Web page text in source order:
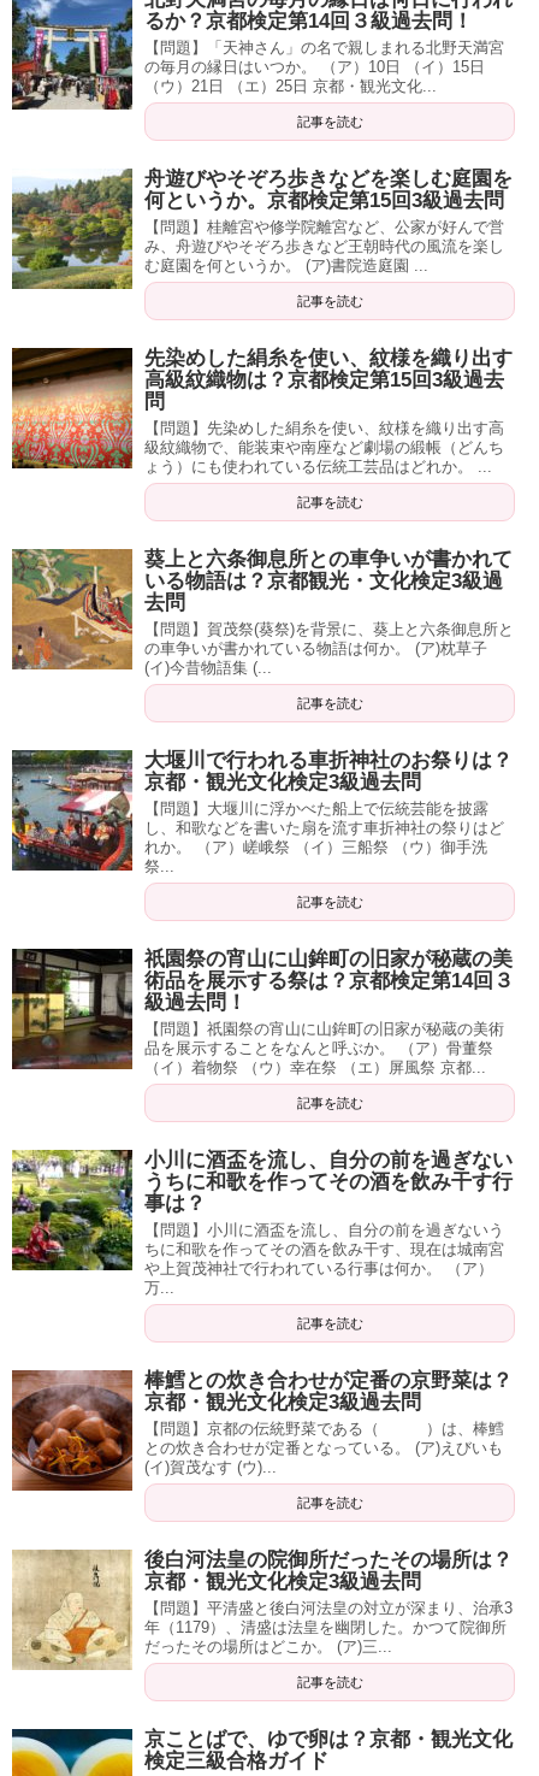
るか？京都検定第14回３級過去問！
【問題】「天神さん」の名で親しまれる北野天満宮
の毎月の縁日はいつか。 （ア）10日 （イ）15日
（ウ）21日 （エ）25日 京都・観光文化...
記事を読む
舟遊びやそぞろ歩きなどを楽しむ庭園を
何というか。京都検定第15回3級過去問
【問題】桂離宮や修学院離宮など、公家が好んで営
み、舟遊びやそぞろ歩きなど王朝時代の風流を楽し
む庭園を何というか。 (ア)書院造庭園 ...
記事を読む
先染めした絹糸を使い、紋様を織り出す
高級紋織物は？京都検定第15回3級過去
問
【問題】先染めした絹糸を使い、紋様を織り出す高
級紋織物で、能装束や南座など劇場の緞帳（どんち
ょう）にも使われている伝統工芸品はどれか。 ...
記事を読む
葵上と六条御息所との車争いが書かれて
いる物語は？京都観光・文化検定3級過
去問
【問題】賀茂祭(葵祭)を背景に、葵上と六条御息所と
の車争いが書かれている物語は何か。 (ア)枕草子
(イ)今昔物語集 (...
記事を読む
大堰川で行われる車折神社のお祭りは？
京都・観光文化検定3級過去問
【問題】大堰川に浮かべた船上で伝統芸能を披露
し、和歌などを書いた扇を流す車折神社の祭りはど
れか。 （ア）嵯峨祭 （イ）三船祭 （ウ）御手洗
祭...
記事を読む
祇園祭の宵山に山鉾町の旧家が秘蔵の美
術品を展示する祭は？京都検定第14回３
級過去問！
【問題】祇園祭の宵山に山鉾町の旧家が秘蔵の美術
品を展示することをなんと呼ぶか。 （ア）骨董祭
（イ）着物祭 （ウ）幸在祭 （エ）屏風祭 京都...
記事を読む
小川に酒盃を流し、自分の前を過ぎない
うちに和歌を作ってその酒を飲み干す行
事は？
【問題】小川に酒盃を流し、自分の前を過ぎないう
ちに和歌を作ってその酒を飲み干す、現在は城南宮
や上賀茂神社で行われている行事は何か。 （ア）
万...
記事を読む
棒鱈との炊き合わせが定番の京野菜は？
京都・観光文化検定3級過去問
【問題】京都の伝統野菜である（ ）は、棒鱈
との炊き合わせが定番となっている。 (ア)えびいも
(イ)賀茂なす (ウ)...
記事を読む
後白河法皇の院御所だったその場所は？
京都・観光文化検定3級過去問
【問題】平清盛と後白河法皇の対立が深まり、治承3
年（1179）、清盛は法皇を幽閉した。かつて院御所
だったその場所はどこか。 (ア)三...
記事を読む
京ことばで、ゆで卵は？京都・観光文化
検定三級合格ガイド